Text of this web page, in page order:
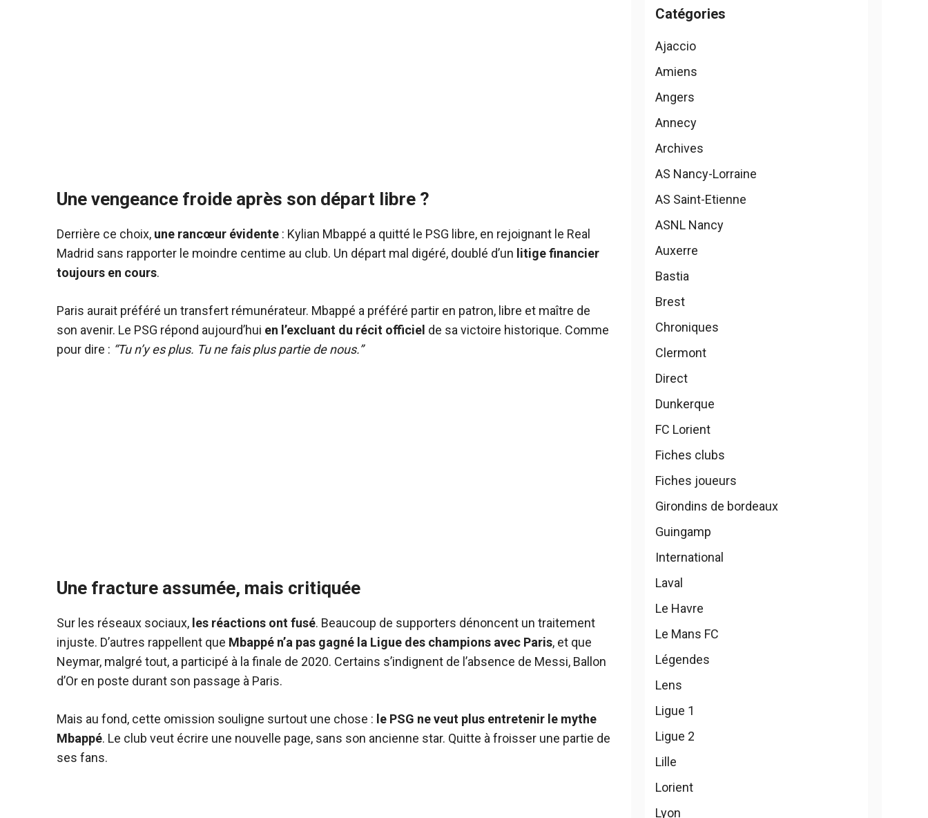
Une vengeance froide après son départ libre ?
Derrière ce choix, une rancœur évidente : Kylian Mbappé a quitté le PSG libre, en rejoignant le Real
Madrid sans rapporter le moindre centime au club. Un départ mal digéré, doublé d’un litige financier
toujours en cours.
Paris aurait préféré un transfert rémunérateur. Mbappé a préféré partir en patron, libre et maître de
son avenir. Le PSG répond aujourd’hui en l’excluant du récit officiel de sa victoire historique. Comme
pour dire : “Tu n’y es plus. Tu ne fais plus partie de nous.”
Une fracture assumée, mais critiquée
Sur les réseaux sociaux, les réactions ont fusé. Beaucoup de supporters dénoncent un traitement
injuste. D’autres rappellent que Mbappé n’a pas gagné la Ligue des champions avec Paris, et que
Neymar, malgré tout, a participé à la finale de 2020. Certains s’indignent de l’absence de Messi, Ballon
d’Or en poste durant son passage à Paris.
Mais au fond, cette omission souligne surtout une chose : le PSG ne veut plus entretenir le mythe
Mbappé. Le club veut écrire une nouvelle page, sans son ancienne star. Quitte à froisser une partie de
ses fans.
Catégories
Ajaccio
Amiens
Angers
Annecy
Archives
AS Nancy-Lorraine
AS Saint-Etienne
ASNL Nancy
Auxerre
Bastia
Brest
Chroniques
Clermont
Direct
Dunkerque
FC Lorient
Fiches clubs
Fiches joueurs
Girondins de bordeaux
Guingamp
International
Laval
Le Havre
Le Mans FC
Légendes
Lens
Ligue 1
Ligue 2
Lille
Lorient
Lyon